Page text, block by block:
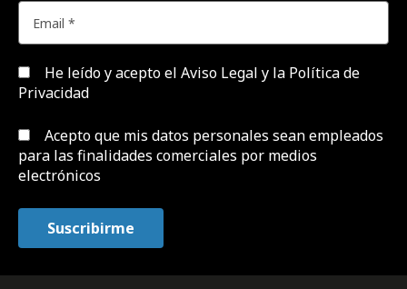
He leído y acepto el Aviso Legal y la Política de
Privacidad
Acepto que mis datos personales sean empleados
para las finalidades comerciales por medios
electrónicos